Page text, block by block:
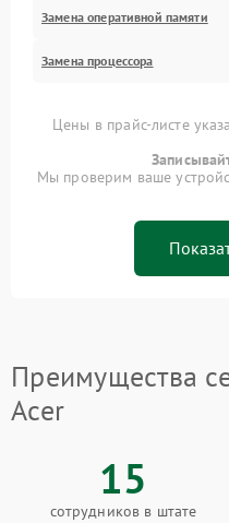
Замена оперативной памяти
Замена процессора
Цены в прайс-листе
Мы проверим ваше
Преимущества
Acer
15
сотрудников в штате